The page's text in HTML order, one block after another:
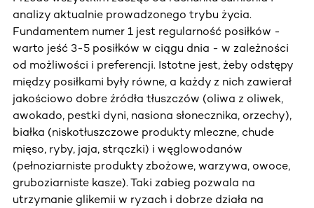
analizy aktualnie prowadzonego trybu życia.
Fundamentem numer 1 jest regularność posiłków -
warto jeść 3-5 posiłków w ciągu dnia - w zależności
od możliwości i preferencji. Istotne jest, żeby odstępy
między posiłkami były równe, a każdy z nich zawierał
jakościowo dobre źródła tłuszczów (oliwa z oliwek,
awokado, pestki dyni, nasiona słonecznika, orzechy),
białka (niskotłuszczowe produkty mleczne, chude
mięso, ryby, jaja, strączki) i węglowodanów
(pełnoziarniste produkty zbożowe, warzywa, owoce,
gruboziarniste kasze). Taki zabieg pozwala na
utrzymanie glikemii w ryzach i dobrze działa na